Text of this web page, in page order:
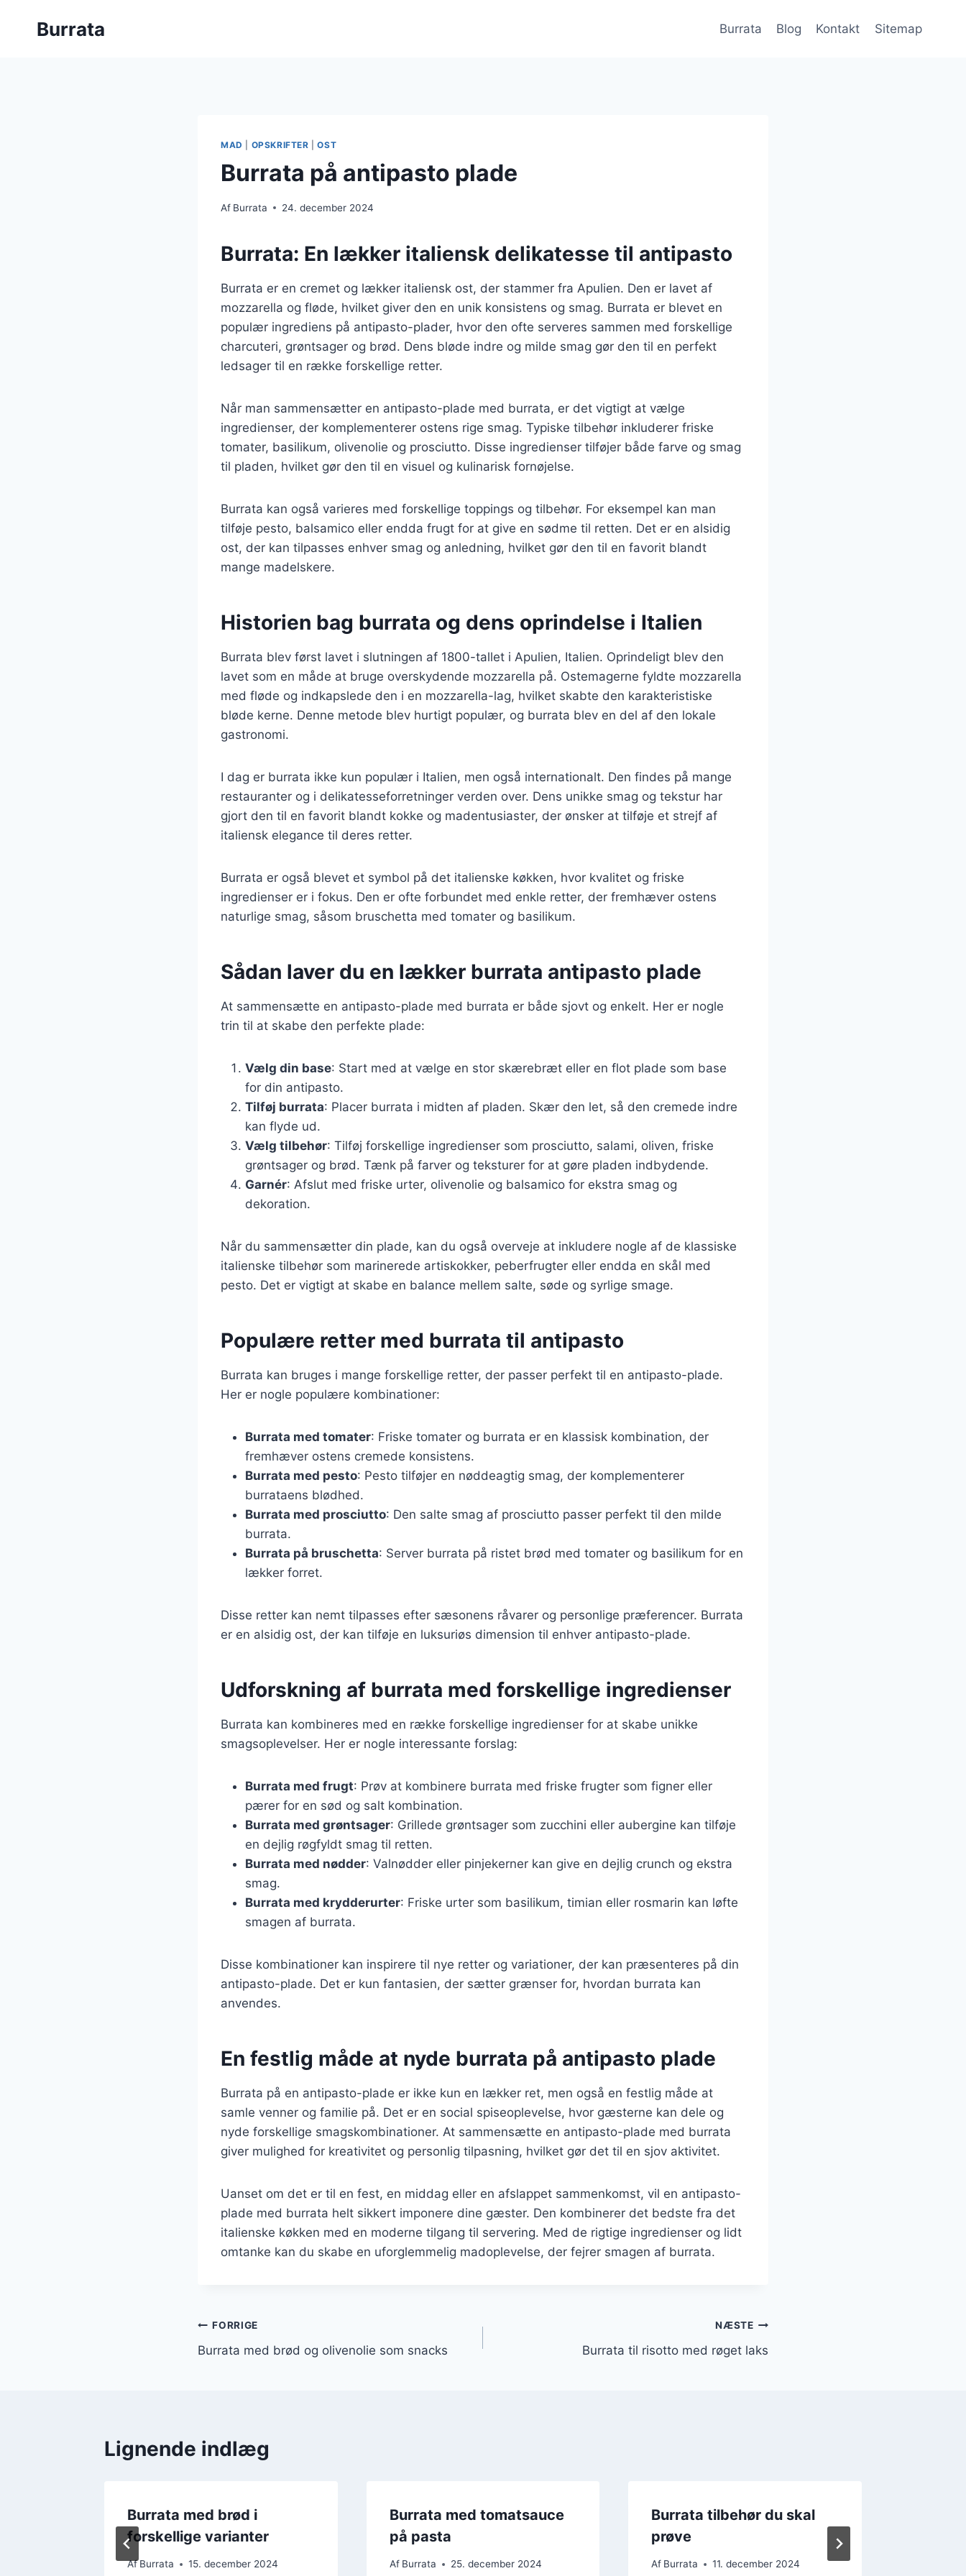
Burrata Burrata Blog Kontakt Sitemap
MAD OPSKRIFTER |OST
Burrata på antipasto plade
Af Burrata 24. december 2024
Burrata: En lækker italiensk delikatesse til antipasto
Burrata er en cremet og lækker italiensk ost, der stammer fra Apulien. Den er lavet af
mozzarella og fløde, hvilket giver den en unik konsistens og smag. Burrata er blevet en
populær ingrediens på antipasto-plader, hvor den ofte serveres sammen med forskellige
charcuteri, grøntsager og brød. Dens bløde indre og milde smag gør den til en perfekt
ledsager til en række forskellige retter.
Når man sammensætter en antipasto-plade med burrata, er det vigtigt at vælge
ingredienser, der komplementerer ostens rige smag. Typiske tilbehør inkluderer friske
tomater, basilikum, olivenolie og prosciutto. Disse ingredienser tilføjer både farve og smag
til pladen, hvilket gør den til en visuel og kulinarisk fornøjelse.
Burrata kan også varieres med forskellige toppings og tilbehør. For eksempel kan man
tilføje pesto, balsamico eller endda frugt for at give en sødme til retten. Det er en alsidig
ost, der kan tilpasses enhver smag og anledning, hvilket gør den til en favorit blandt
mange madelskere.
Historien bag burrata og dens oprindelse i Italien
Burrata blev først lavet i slutningen af 1800-tallet i Apulien, Italien. Oprindeligt blev den
lavet som en måde at bruge overskydende mozzarella på. Ostemagerne fyldte mozzarella
med fløde og indkapslede den i en mozzarella-lag, hvilket skabte den karakteristiske
bløde kerne. Denne metode blev hurtigt populær, og burrata blev en del af den lokale
gastronomi.
I dag er burrata ikke kun populær i Italien, men også internationalt. Den findes på mange
restauranter og i delikatesseforretninger verden over. Dens unikke smag og tekstur har
gjort den til en favorit blandt kokke og madentusiaster, der ønsker at tilføje et strejf af
italiensk elegance til deres retter.
Burrata er også blevet et symbol på det italienske køkken, hvor kvalitet og friske
ingredienser er i fokus. Den er ofte forbundet med enkle retter, der fremhæver ostens
naturlige smag, såsom bruschetta med tomater og basilikum.
Sådan laver du en lækker burrata antipasto plade
At sammensætte en antipasto-plade med burrata er både sjovt og enkelt. Her er nogle
trin til at skabe den perfekte plade:
Vælg din base: Start med at vælge en stor skærebræt eller en flot plade som base
for din antipasto.
Tilføj burrata: Placer burrata i midten af pladen. Skær den let, så den cremede indre
kan flyde ud.
Vælg tilbehør: Tilføj forskellige ingredienser som prosciutto, salami, oliven, friske
grøntsager og brød. Tænk på farver og teksturer for at gøre pladen indbydende.
Garnér: Afslut med friske urter, olivenolie og balsamico for ekstra smag og
dekoration.
Når du sammensætter din plade, kan du også overveje at inkludere nogle af de klassiske
italienske tilbehør som marinerede artiskokker, peberfrugter eller endda en skål med
pesto. Det er vigtigt at skabe en balance mellem salte, søde og syrlige smage.
Populære retter med burrata til antipasto
Burrata kan bruges i mange forskellige retter, der passer perfekt til en antipasto-plade.
Her er nogle populære kombinationer:
Burrata med tomater: Friske tomater og burrata er en klassisk kombination, der
fremhæver ostens cremede konsistens.
Burrata med pesto: Pesto tilføjer en nøddeagtig smag, der komplementerer
burrataens blødhed.
Burrata med prosciutto: Den salte smag af prosciutto passer perfekt til den milde
burrata.
Burrata på bruschetta: Server burrata på ristet brød med tomater og basilikum for en
lækker forret.
Disse retter kan nemt tilpasses efter sæsonens råvarer og personlige præferencer. Burrata
er en alsidig ost, der kan tilføje en luksuriøs dimension til enhver antipasto-plade.
Udforskning af burrata med forskellige ingredienser
Burrata kan kombineres med en række forskellige ingredienser for at skabe unikke
smagsoplevelser. Her er nogle interessante forslag:
Burrata med frugt: Prøv at kombinere burrata med friske frugter som figner eller
pærer for en sød og salt kombination.
Burrata med grøntsager: Grillede grøntsager som zucchini eller aubergine kan tilføje
en dejlig røgfyldt smag til retten.
Burrata med nødder: Valnødder eller pinjekerner kan give en dejlig crunch og ekstra
smag.
Burrata med krydderurter: Friske urter som basilikum, timian eller rosmarin kan løfte
smagen af burrata.
Disse kombinationer kan inspirere til nye retter og variationer, der kan præsenteres på din
antipasto-plade. Det er kun fantasien, der sætter grænser for, hvordan burrata kan
anvendes.
En festlig måde at nyde burrata på antipasto plade
Burrata på en antipasto-plade er ikke kun en lækker ret, men også en festlig måde at
samle venner og familie på. Det er en social spiseoplevelse, hvor gæsterne kan dele og
nyde forskellige smagskombinationer. At sammensætte en antipasto-plade med burrata
giver mulighed for kreativitet og personlig tilpasning, hvilket gør det til en sjov aktivitet.
Uanset om det er til en fest, en middag eller en afslappet sammenkomst, vil en antipasto-
plade med burrata helt sikkert imponere dine gæster. Den kombinerer det bedste fra det
italienske køkken med en moderne tilgang til servering. Med de rigtige ingredienser og lidt
omtanke kan du skabe en uforglemmelig madoplevelse, der fejrer smagen af burrata.
Indlægsnavigation
FORRIGE
Burrata med brød og olivenolie som snacks
NÆSTE
Burrata til risotto med røget laks
Lignende indlæg
Burrata med brød i
forskellige varianter
Af Burrata 15. december 2024
Burrata med tomatsauce
på pasta
Af Burrata 25. december 2024
Burrata tilbehør du skal
prøve
Af Burrata 11. december 2024